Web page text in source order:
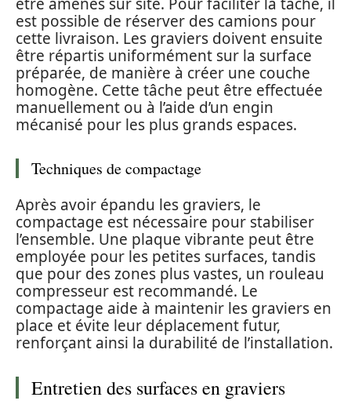
est possible de réserver des camions pour
cette livraison. Les graviers doivent ensuite
être répartis uniformément sur la surface
préparée, de manière à créer une couche
homogène. Cette tâche peut être effectuée
manuellement ou à l’aide d’un engin
mécanisé pour les plus grands espaces.
Techniques de compactage
Après avoir épandu les graviers, le
compactage est nécessaire pour stabiliser
l’ensemble. Une plaque vibrante peut être
employée pour les petites surfaces, tandis
que pour des zones plus vastes, un rouleau
compresseur est recommandé. Le
compactage aide à maintenir les graviers en
place et évite leur déplacement futur,
renforçant ainsi la durabilité de l’installation.
Entretien des surfaces en graviers